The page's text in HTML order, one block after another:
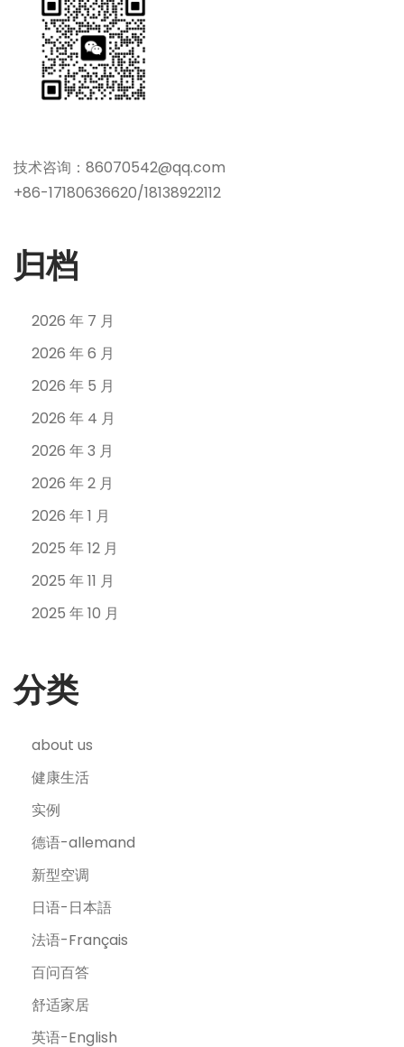
技术咨询：86070542@qq.com
+86-17180636620/18138922112
归档
2026 年 7 月
2026 年 6 月
2026 年 5 月
2026 年 4 月
2026 年 3 月
2026 年 2 月
2026 年 1 月
2025 年 12 月
2025 年 11 月
2025 年 10 月
分类
about us
健康生活
实例
德语-allemand
新型空调
日语-日本語
法语-Français
百问百答
舒适家居
英语-English